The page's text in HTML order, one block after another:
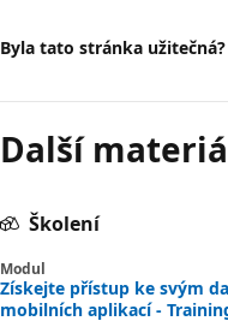
Byla tato stránka užitečná?
Další
Školení
Modul
Získejte přístup ke svým
mobilních aplikací -